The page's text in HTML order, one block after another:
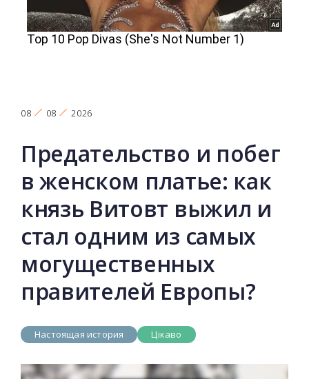
08 08 2026
Предательство и побег
в женском платье: как
князь Витовт выжил и
стал одним из самых
могущественных
правителей Европы?
Настоящая история Цікаво